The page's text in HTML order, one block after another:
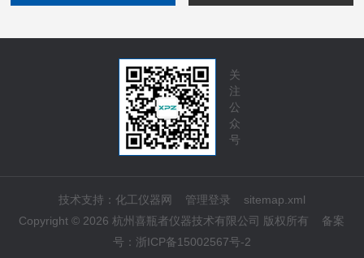
关
注
公
众
号
技术支持： 化工仪器网 管理登录
sitemap.xml
Copyright © 2026 杭州喜瓶者仪器技术有限公司 版权所有 备案
号： 浙ICP备15002567号-2